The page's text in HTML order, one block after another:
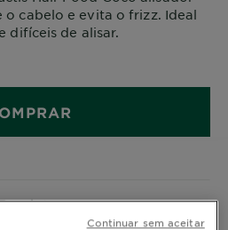
cabelo e evita o frizz. Ideal
difíceis de alisar.
Continuar sem aceitar